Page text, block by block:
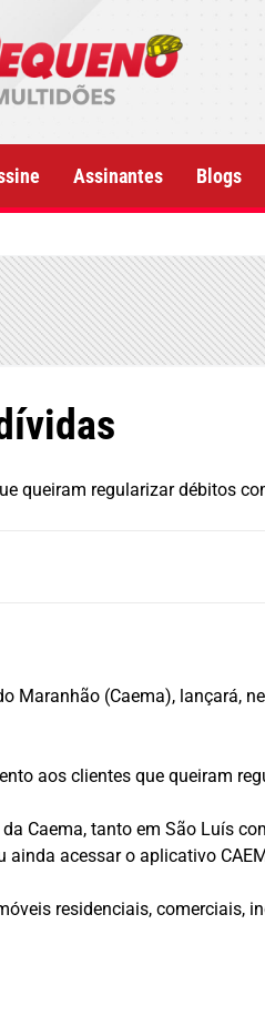
Assinantes Blogs
queiram regularizar débitos
(Caema), lançará,
aos clientes que queiram
Caema, tanto em São Luís
acessar o aplicativo
residenciais, comerciais,